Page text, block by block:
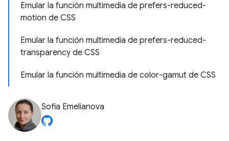
Emular la función multimedia de prefers-reduced-
motion de CSS
Emular la función multimedia de prefers-reduced-
transparency de CSS
Emular la función multimedia de color-gamut de CSS
Sofia Emelianova